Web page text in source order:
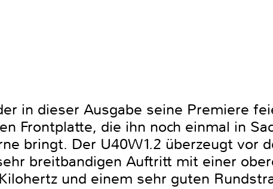
in dieser Ausgabe seine Premiere
Frontplatte, die ihn noch einmal in
bringt. Der U40W1.2 überzeugt vor
breitbandigen Auftritt mit einer
und einem sehr guten